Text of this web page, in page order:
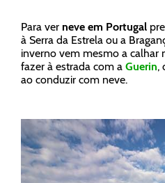
Para ver neve em Portugal
à Serra da Estrela ou a
inverno vem mesmo a calhar
fazer à estrada com a Guerin,
ao conduzir com neve.